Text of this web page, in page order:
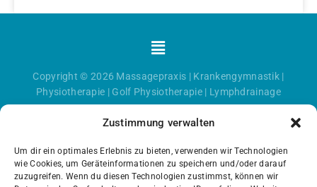
Zustimmung verwalten
Um dir ein optimales Erlebnis zu bieten, verwenden wir Technologien
wie Cookies, um Geräteinformationen zu speichern und/oder darauf
zuzugreifen. Wenn du diesen Technologien zustimmst, können wir
Menü
Copyright © 2026 Massagepraxis | Krankengymnastik |
Physiotherapie | Golf Physiotherapie | Lymphdrainage